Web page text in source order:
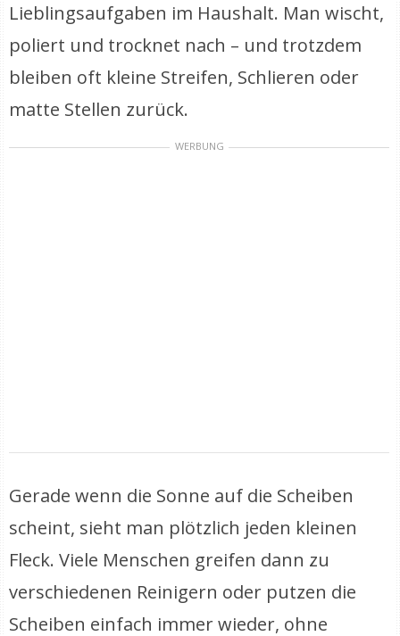
Lieblingsaufgaben im Haushalt. Man wischt,
poliert und trocknet nach – und trotzdem
bleiben oft kleine Streifen, Schlieren oder
matte Stellen zurück.
WERBUNG
Gerade wenn die Sonne auf die Scheiben
scheint, sieht man plötzlich jeden kleinen
Fleck. Viele Menschen greifen dann zu
verschiedenen Reinigern oder putzen die
Scheiben einfach immer wieder, ohne